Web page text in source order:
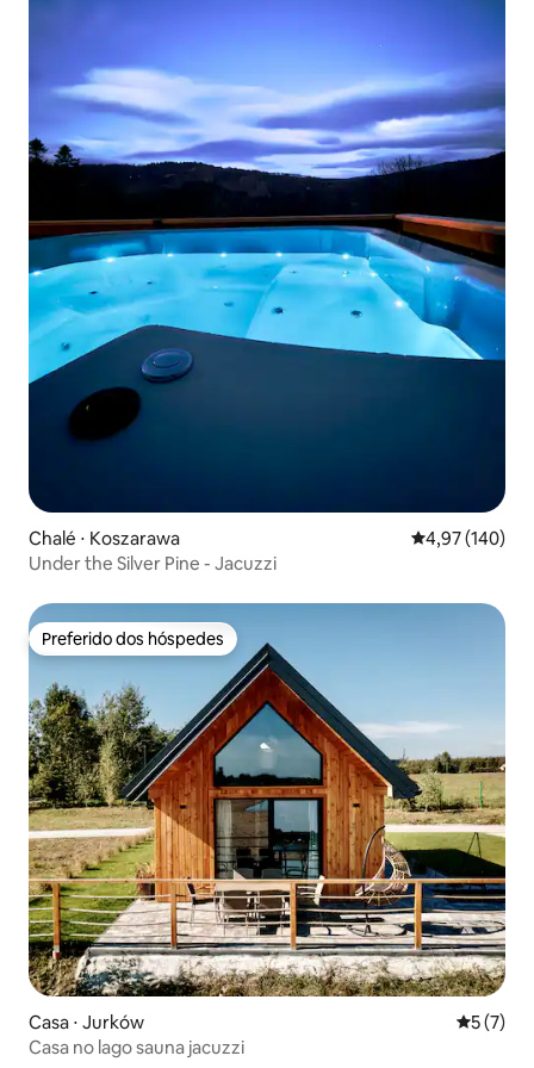
Chalé ⋅ Koszarawa 4,97 de uma
4,97 (140)
Under the Silver Pine - Jacuzzi
Preferido dos hóspedes
Preferido dos hóspedes
Casa ⋅ Jurków 5 de
5 (7)
Casa no lago sauna jacuzzi